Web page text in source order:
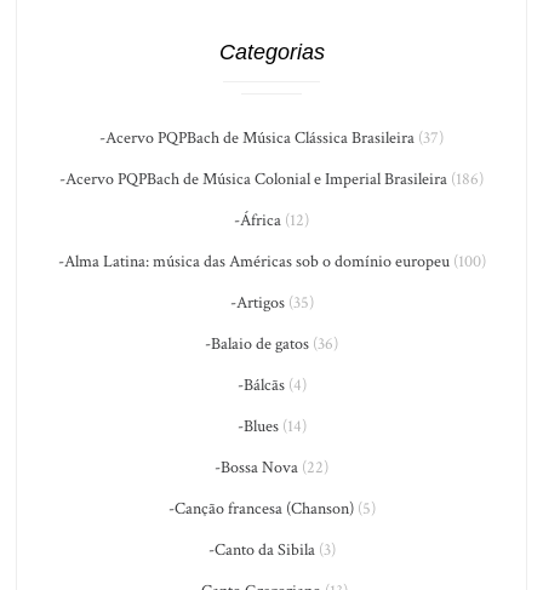
Categorias
-Acervo PQPBach de Música Clássica Brasileira (37)
-Acervo PQPBach de Música Colonial e Imperial Brasileira (186)
-África (12)
-Alma Latina: música das Américas sob o domínio europeu(100)
-Artigos(35)
-Balaio de gatos (36)
-Bálcãs(4)
-Blues(14)
-Bossa Nova (22)
-Canção francesa (Chanson)(5)
-Canto da Sibila(3)